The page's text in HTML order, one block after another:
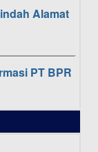
Alamat
PT BPR